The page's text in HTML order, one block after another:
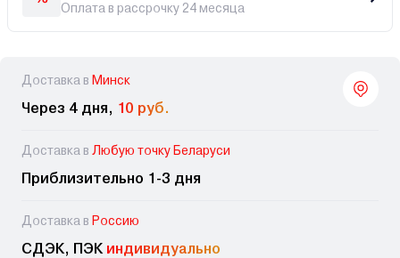
Оплата в рассрочку 24 месяца
Доставка в Минск
Через 4 дня, 10 руб.
Доставка в Любую точку Беларуси
Приблизительно 1-3 дня
Доставка в Россию
СДЭК, ПЭК индивидуально